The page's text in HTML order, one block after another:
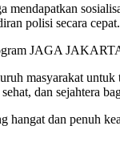
mendapatkan
polisi secara cepat.
JAGA
masyarakat
dan sejahtera
hangat dan penuh